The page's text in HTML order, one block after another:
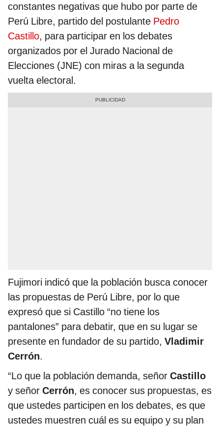
constantes negativas que hubo por parte de
Perú Libre, partido del postulante Pedro
Castillo, para participar en los debates
organizados por el Jurado Nacional de
Elecciones (JNE) con miras a la segunda
vuelta electoral.
Fujimori indicó que la población busca conocer
las propuestas de Perú Libre, por lo que
expresó que si Castillo “no tiene los
pantalones” para debatir, que en su lugar se
presente en fundador de su partido, Vladimir
Cerrón.
“Lo que la población demanda, señor Castillo
y señor Cerrón, es conocer sus propuestas, es
que ustedes participen en los debates, es que
ustedes muestren cuál es su equipo y su plan